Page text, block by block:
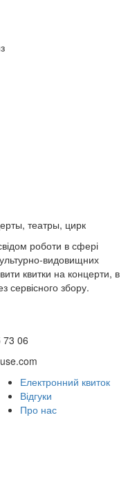
роботи в сфері
видовищних
квитки на концерти, в
сервісного збору.
73 06
Електронний квиток
Відгуки
Про нас